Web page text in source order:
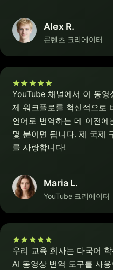
Alex R.
콘텐츠 크리에이터
YouTube 채널에서 이 동
제 워크플로를 혁신적으로
언어로 번역하는 데 이전
몇 분이면 됩니다. 제 국제
를 사랑합니다!
Maria L.
YouTube 크리에이터
우리 교육 회사는 다국어
AI 동영상 번역 도구를 사